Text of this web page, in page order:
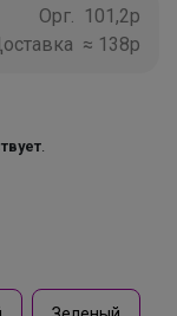
Орг.
101,2р
≈ 138р